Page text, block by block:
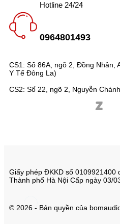
CS1: Số 86A, ngõ 2, Đồng Nhân,
Y Tế Đông La)
CS2: Số 22, ngõ 2, Nguyễn
Hotline 24/24
0964801493
Giấy phép ĐKKD số
Thành phố Hà Nội Cấp ngày 03/
© 2026 - Bản quyền của